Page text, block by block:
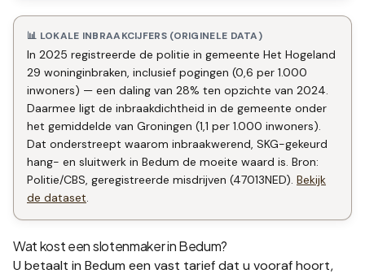
📊 LOKALE INBRAAKCIJFERS (ORIGINELE DATA)
In 2025 registreerde de politie in gemeente Het Hogeland
29 woninginbraken, inclusief pogingen (0,6 per 1.000
inwoners) — een daling van 28% ten opzichte van 2024.
Daarmee ligt de inbraakdichtheid in de gemeente onder
het gemiddelde van Groningen (1,1 per 1.000 inwoners).
Dat onderstreept waarom inbraakwerend, SKG-gekeurd
hang- en sluitwerk in Bedum de moeite waard is. Bron:
Politie/CBS, geregistreerde misdrijven (47013NED). Bekijk
de dataset.
Wat kost een slotenmaker inBedum?
U betaalt in Bedum een vast tarief dat u vooraf hoort,